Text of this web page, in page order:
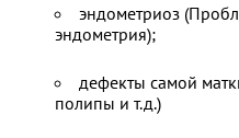
эндометриоз
эндометрия);
дефекты самой
полипы и т.д.)